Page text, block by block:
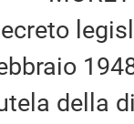
della